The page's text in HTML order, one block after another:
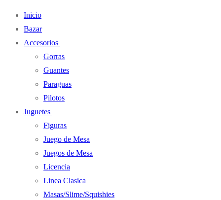
Inicio
Bazar
Accesorios
Gorras
Guantes
Paraguas
Pilotos
Juguetes
Figuras
Juego de Mesa
Juegos de Mesa
Licencia
Linea Clasica
Masas/Slime/Squishies